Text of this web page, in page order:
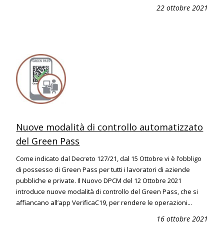
22 ottobre 2021
Nuove modalità di controllo automatizzato
del Green Pass
Come indicato dal Decreto 127/21, dal 15 Ottobre vi è l’obbligo
di possesso di Green Pass per tutti i lavoratori di aziende
pubbliche e private. Il Nuovo DPCM del 12 Ottobre 2021
introduce nuove modalità di controllo del Green Pass, che si
affiancano all’app VerificaC19, per rendere le operazioni...
16 ottobre 2021